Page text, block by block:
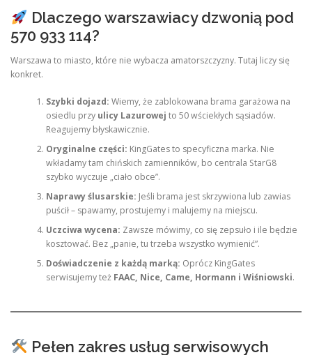
Dlaczego warszawiacy dzwonią pod
570 933 114?
Warszawa to miasto, które nie wybacza amatorszczyzny. Tutaj liczy się
konkret.
Szybki dojazd: Wiemy, że zablokowana brama garażowa na
osiedlu przy ulicy Lazurowej to 50 wściekłych sąsiadów.
Reagujemy błyskawicznie.
Oryginalne części: KingGates to specyficzna marka. Nie
wkładamy tam chińskich zamienników, bo centrala StarG8
szybko wyczuje „ciało obce”.
Naprawy ślusarskie: Jeśli brama jest skrzywiona lub zawias
puścił – spawamy, prostujemy i malujemy na miejscu.
Uczciwa wycena: Zawsze mówimy, co się zepsuło i ile będzie
kosztować. Bez „panie, tu trzeba wszystko wymienić”.
Doświadczenie z każdą marką: Oprócz KingGates
serwisujemy też FAAC, Nice, Came, Hormann i Wiśniowski.
Pełen zakres usług serwisowych